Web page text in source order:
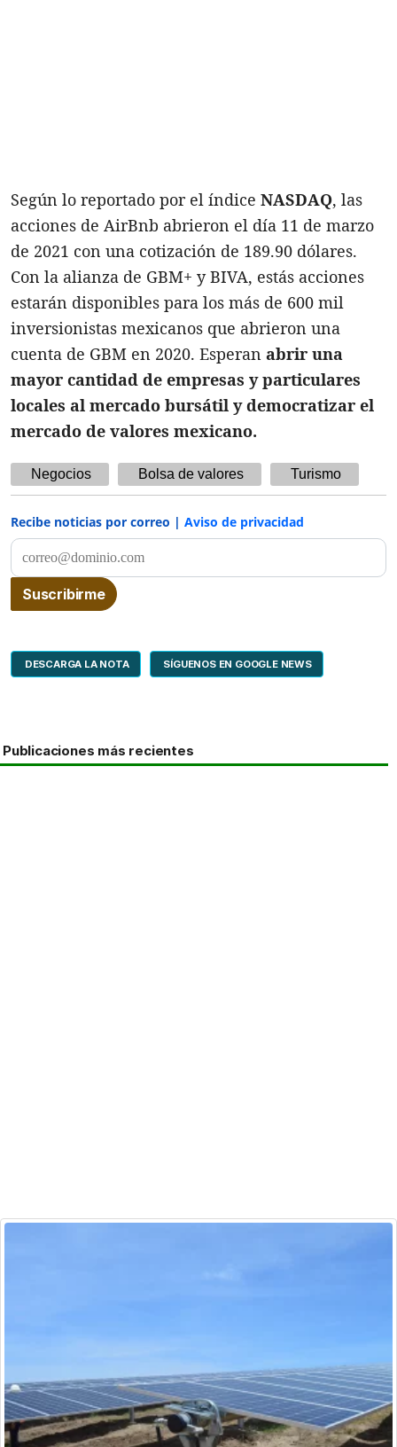
Según lo reportado por el índice NASDAQ, las
acciones de AirBnb abrieron el día 11 de marzo
de 2021 con una cotización de 189.90 dólares.
Con la alianza de GBM+ y BIVA, estás acciones
estarán disponibles para los más de 600 mil
inversionistas mexicanos que abrieron una
cuenta de GBM en 2020. Esperan abrir una
mayor cantidad de empresas y particulares
locales al mercado bursátil y democratizar el
mercado de valores mexicano.
Negocios Bolsa de valores Turismo
Recibe noticias por correo | Aviso de privacidad
DESCARGA LA NOTA SÍGUENOS EN GOOGLE NEWS
Publicaciones más recientes